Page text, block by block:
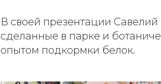
В своей презентации
сделанные в парке и
опытом подкормки белок.